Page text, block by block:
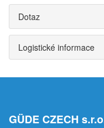
Dotaz
Logistické informace
GÜDE CZECH